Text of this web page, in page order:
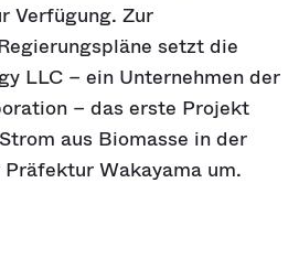
Verfügung. Zur
setzt die
LLC – ein Unternehmen der
– das erste Projekt
aus Biomasse in der
Wakayama um.